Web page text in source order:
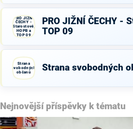
PRO JIŽNÍ
ČECHY -
Starostové,
HOPB a
TOP 09
PRO JIŽNÍ ČECHY -
TOP 09
Strana
svobodných
občanů
Strana svobodných
Nejnovější příspěvky k tématu